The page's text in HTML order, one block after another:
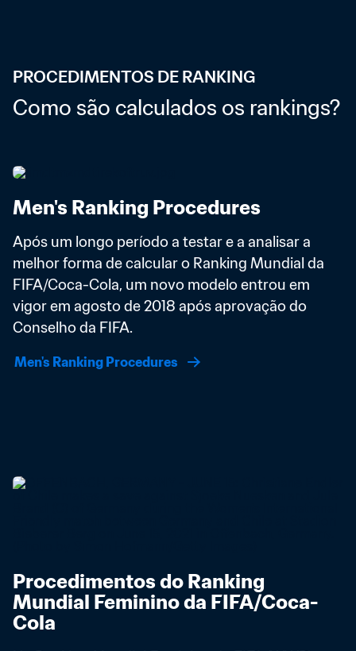
PROCEDIMENTOS DE RANKING
Como são calculados os rankings?
Men's Ranking Procedures
Após um longo período a testar e a analisar a
melhor forma de calcular o Ranking Mundial da
FIFA/Coca-Cola, um novo modelo entrou em
vigor em agosto de 2018 após aprovação do
Conselho da FIFA.
Men's Ranking Procedures
Procedimentos do Ranking
Mundial Feminino da FIFA/Coca-
Cola